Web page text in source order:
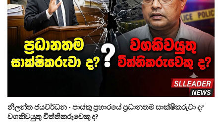
නිලන්ත ජයවර්ධන - පාස්කු ප්‍රහාරයේ ප්‍රධානතම සාක්ෂිකරුවා ද?
වගකිවයුතු විත්තිකරුවෙකු ද?